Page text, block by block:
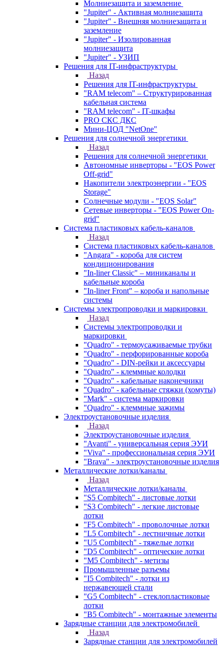
Молниезащита и заземление
"Jupiter" - Активная молниезащита
"Jupiter" - Внешняя молниезащита и
заземление
"Jupiter" - Изолированная
молниезащита
"Jupiter" - УЗИП
Решения для IT-инфраструктуры
Назад
Решения для IT-инфраструктуры
"RAM telecom" – Структурированная
кабельная система
"RAM telecom" - IT-шкафы
PRO СКС ДКС
Мини-ЦОД "NetOne"
Решения для солнечной энергетики
Назад
Решения для солнечной энергетики
Автономные инверторы - "EOS Power
Off-grid"
Накопители электроэнергии - "EOS
Storage"
Солнечные модули - "EOS Solar"
Сетевые инверторы - "EOS Power On-
grid"
Система пластиковых кабель-каналов
Назад
Система пластиковых кабель-каналов
"Angara" - короба для систем
кондиционирования
"In-liner Classic" – миниканалы и
кабельные короба
"In-liner Front" – короба и напольные
системы
Системы электропроводки и маркировки
Назад
Системы электропроводки и
маркировки
"Quadro" - термоусаживаемые трубки
"Quadro" - перфорированные короба
"Quadro" - DIN-рейки и аксессуары
"Quadro" - клеммные колодки
"Quadro" - кабельные наконечники
"Quadro" - кабельные стяжки (хомуты)
"Mark" - система маркировки
"Quadro" - клеммные зажимы
Электроустановочные изделия
Назад
Электроустановочные изделия
"Avanti" - универсальная серия ЭУИ
"Viva" - профессиональная серия ЭУИ
"Brava" - электроустановочные изделия
Металлические лотки/каналы
Назад
Металлические лотки/каналы
"S5 Combitech" - листовые лотки
"S3 Combitech" - легкие листовые
лотки
"F5 Combitech" - проволочные лотки
"L5 Combitech" - лестничные лотки
"U5 Combitech" - тяжелые лотки
"D5 Combitech" - оптические лотки
"M5 Combitech" - метизы
Промышленные разъемы
"I5 Combitech" - лотки из
нержавеющей стали
"G5 Combitech" - стеклопластиковые
лотки
"B5 Combitech" - монтажные элементы
Зарядные станции для электромобилей
Назад
Зарядные станции для электромобилей